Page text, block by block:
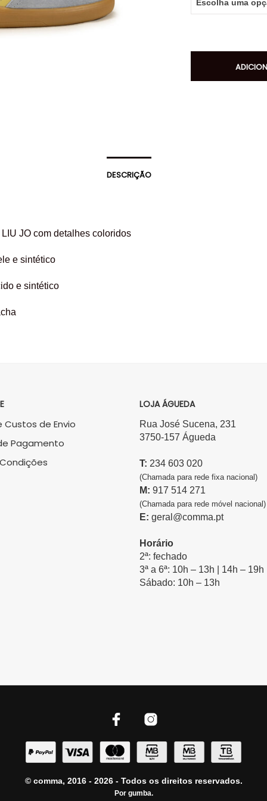
DESCRIÇÃO
JO com detalhes coloridos
e sintético
e sintético
de Envio
Pagamento
LOJA ÁGUEDA
Rua José Sucena, 231
3750-157 Águeda
T: 234 603 020
(Chamada para rede fixa nacional)
M: 917 514 271
(Chamada para rede móvel nacional)
E: geral@comma.pt
Horário
2ª: fechado
3ª a 6ª: 10h – 13h | 14h – 19h
Sábado: 10h – 13h
© comma, 2016 - 2026 - Todos os direitos reservados.
Por gumba.